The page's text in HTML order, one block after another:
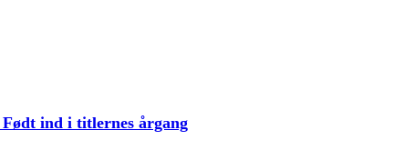
Født ind i titlernes årgang